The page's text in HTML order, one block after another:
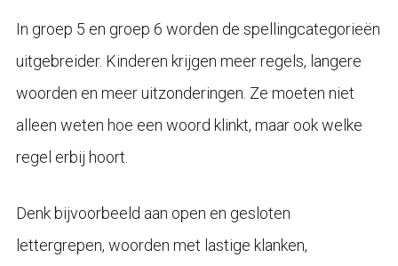
In groep 5 en groep 6 worden de spellingcategorieën
uitgebreider. Kinderen krijgen meer regels, langere
woorden en meer uitzonderingen. Ze moeten niet
alleen weten hoe een woord klinkt, maar ook welke
regel erbij hoort.
Denk bijvoorbeeld aan open en gesloten
lettergrepen, woorden met lastige klanken,